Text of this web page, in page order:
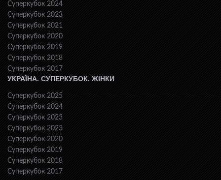
Суперкубок 2024
Суперкубок 2023
Суперкубок 2021
Суперкубок 2020
Суперкубок 2019
Суперкубок 2018
Суперкубок 2017
УКРАЇНА. СУПЕРКУБОК. ЖІНКИ
Суперкубок 2025
Суперкубок 2024
Суперкубок 2023
Суперкубок 2023
Суперкубок 2020
Суперкубок 2019
Суперкубок 2018
Суперкубок 2017